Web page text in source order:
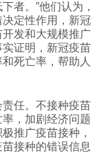
者。”他们认为，
定性作用，新冠
发和大规模推广
证明，新冠疫苗
死亡率，帮助人
任。不接种疫苗
，加剧经济问题
推广疫苗接种，
接种的错误信息